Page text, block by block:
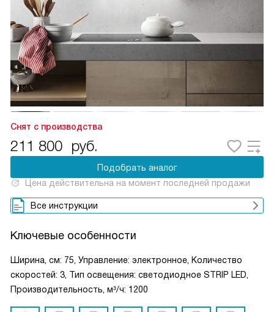
Снят с производства
211 800 руб.
Подобрать аналог
Цена действительна на момент последней продажи
Все инструкции
Ключевые особенности
Ширина, см: 75, Управление: электронное, Количество
скоростей: 3, Тип освещения: светодиодное STRIP LED,
Производительность, м³/ч: 1200